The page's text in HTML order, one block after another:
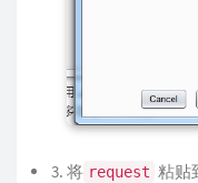
将 request 粘贴